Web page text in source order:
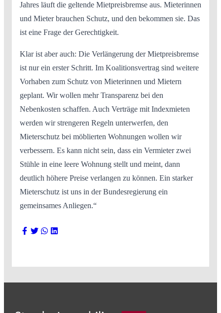
Jahres läuft die geltende Mietpreisbremse aus. Mieterinnen
und Mieter brauchen Schutz, und den bekommen sie. Das
ist eine Frage der Gerechtigkeit.
Klar ist aber auch: Die Verlängerung der Mietpreisbremse
ist nur ein erster Schritt. Im Koalitionsvertrag sind weitere
Vorhaben zum Schutz von Mieterinnen und Mietern
geplant. Wir wollen mehr Transparenz bei den
Nebenkosten schaffen. Auch Verträge mit Indexmieten
werden wir strengeren Regeln unterwerfen, den
Mieterschutz bei möblierten Wohnungen wollen wir
verbessern. Es kann nicht sein, dass ein Vermieter zwei
Stühle in eine leere Wohnung stellt und meint, dann
deutlich höhere Preise verlangen zu können. Ein starker
Mieterschutz ist uns in der Bundesregierung ein
gemeinsames Anliegen.“